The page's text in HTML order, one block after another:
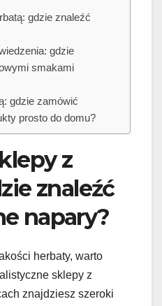
gdzie znaleźć
gdzie
smakami
gdzie zamówić
prosto do domu?
z
znaleźć
napary?
herbaty, warto
sklepy z
znajdziesz szeroki